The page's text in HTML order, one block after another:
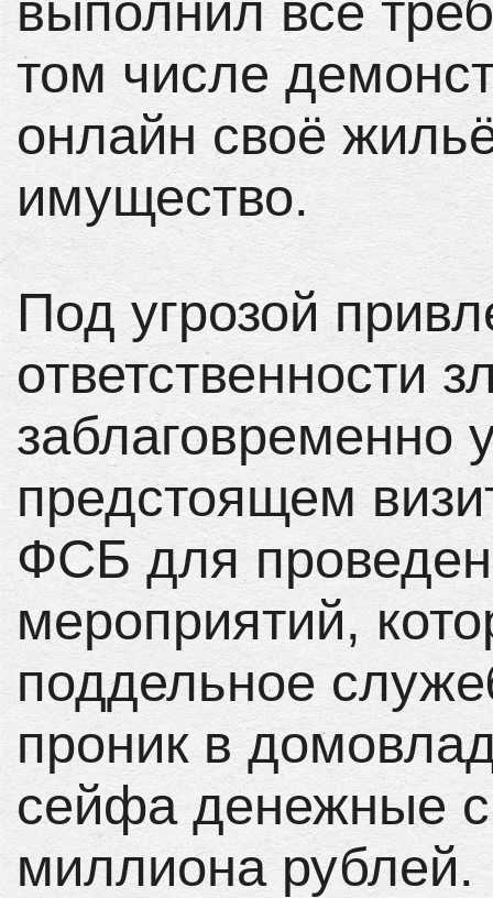
выполнил все
том числе
онлайн своё
имущество.
Под угрозой
ответственности
заблаговременно
предстоящем
ФСБ для
мероприятий,
поддельное
проник в
сейфа денежные
миллиона рублей.